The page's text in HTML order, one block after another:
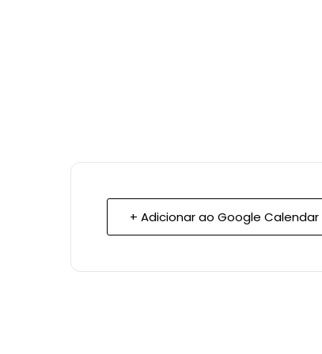
+ Adicionar ao Google Calendar